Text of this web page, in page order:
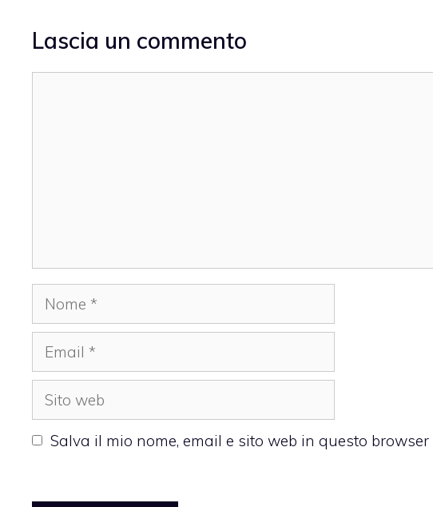
Lascia un commento
Nome
Email
Sito
web
Salva il mio nome, email e sito web in questo